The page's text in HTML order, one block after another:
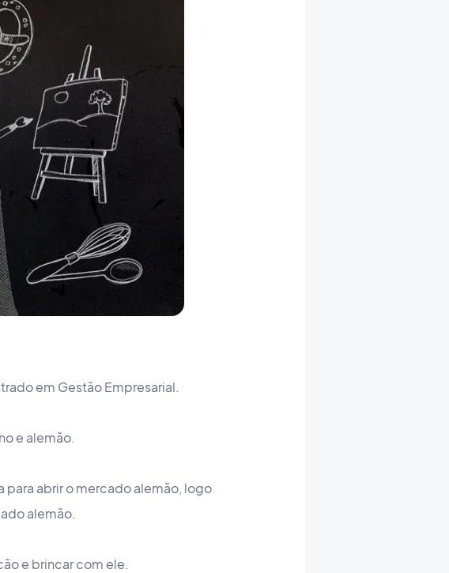
em Gestão Empresarial.
e alemão.
para abrir o mercado alemão, logo
alemão.
e brincar com ele.